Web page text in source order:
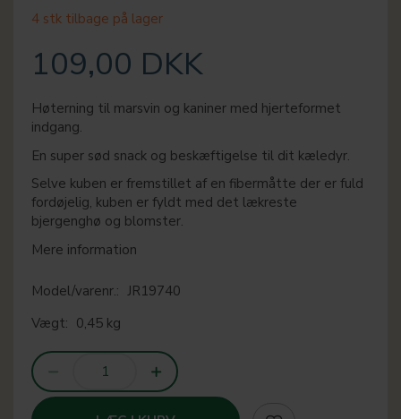
4 stk tilbage på lager
109,00 DKK
Høterning til marsvin og kaniner med hjerteformet
indgang.
En super sød snack og beskæftigelse til dit kæledyr.
Selve kuben er fremstillet af en fibermåtte der er fuld
fordøjelig, kuben er fyldt med det lækreste
bjergenghø og blomster.
Mere information
Model/varenr.: JR19740
Vægt: 0,45 kg